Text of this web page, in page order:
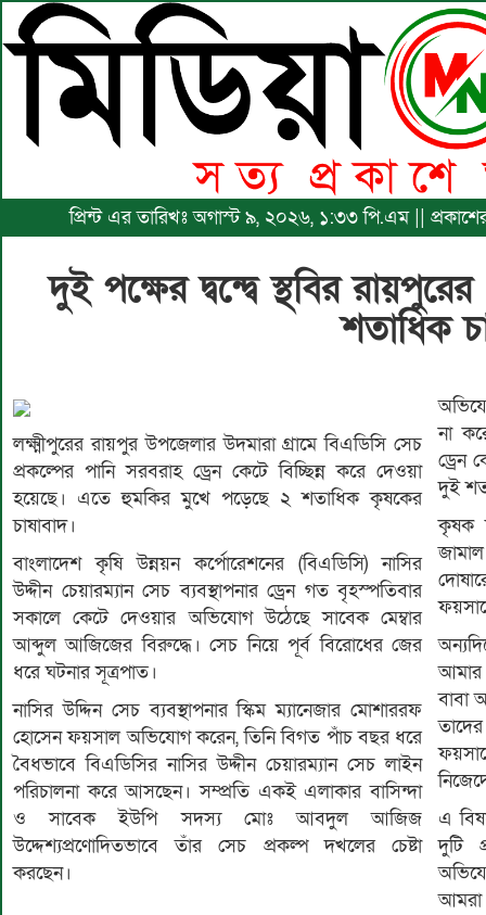
প্রিন্ট এর তারিখঃ অগাস্ট ৯, ২০২৬, ১:৩৩ পি.এম ||
দুই পক্ষের দ্বন্দ্বে স্থবির
শতাধিক
লক্ষ্মীপুরের রায়পুর উপজেলার উদমারা গ্রামে বিএডিসি সেচ
প্রকল্পের পানি সরবরাহ ড্রেন কেটে বিচ্ছিন্ন করে দেওয়া
হয়েছে। এতে হুমকির মুখে পড়েছে ২ শতাধিক কৃষকের
চাষাবাদ।
বাংলাদেশ কৃষি উন্নয়ন কর্পোরেশনের (বিএডিসি) নাসির
উদ্দীন চেয়ারম্যান সেচ ব্যবস্থাপনার ড্রেন গত বৃহস্পতিবার
সকালে কেটে দেওয়ার অভিযোগ উঠেছে সাবেক মেম্বার
আব্দুল আজিজের বিরুদ্ধে। সেচ নিয়ে পূর্ব বিরোধের জের
ধরে ঘটনার সূত্রপাত।
নাসির উদ্দিন সেচ ব্যবস্থাপনার স্কিম ম্যানেজার মোশাররফ
হোসেন ফয়সাল অভিযোগ করেন, তিনি বিগত পাঁচ বছর ধরে
বৈধভাবে বিএডিসির নাসির উদ্দীন চেয়ারম্যান সেচ লাইন
পরিচালনা করে আসছেন। সম্প্রতি একই এলাকার বাসিন্দা
ও সাবেক ইউপি সদস্য মোঃ আবদুল আজিজ
উদ্দেশ্যপ্রণোদিতভাবে তাঁর সেচ প্রকল্প দখলের চেষ্টা
করছেন।
না
ড্রেন
দুই
কৃষক
আমার
বাবা
এ
দুটি
আমরা